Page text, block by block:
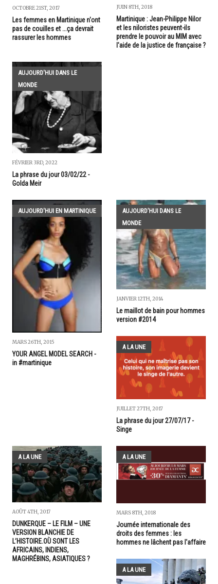
OCTOBRE 21ST, 2017
Les femmes en Martinique n'ont
pas de couilles et ...ça devrait
rassurer les hommes
JUIN 8TH, 2018
Martinique : Jean-Philippe Nilor
et les niloristes peuvent-ils
prendre le pouvoir au MIM avec
l'aide de la justice de française ?
AUJOURD'HUI DANS LE
MONDE
FÉVRIER 3RD, 2022
La phrase du jour 03/02/22 -
Golda Meir
AUJOURD'HUI EN MARTINIQUE
MARS 26TH, 2015
YOUR ANGEL MODEL SEARCH -
in #martinique
AUJOURD'HUI DANS LE
MONDE
JANVIER 12TH, 2014
Le maillot de bain pour hommes
version #2014
A LA UNE
JUILLET 27TH, 2017
La phrase du jour 27/07/17 -
Singe
A LA UNE
AOÛT 4TH, 2017
DUNKERQUE – LE FILM – UNE
VERSION BLANCHIE DE
L’HISTOIRE.OÙ SONT LES
AFRICAINS, INDIENS,
MAGHRÉBINS, ASIATIQUES ?
A LA UNE
MARS 8TH, 2018
Journée internationale des
droits des femmes : les
hommes ne lâchent pas l'affaire
A LA UNE